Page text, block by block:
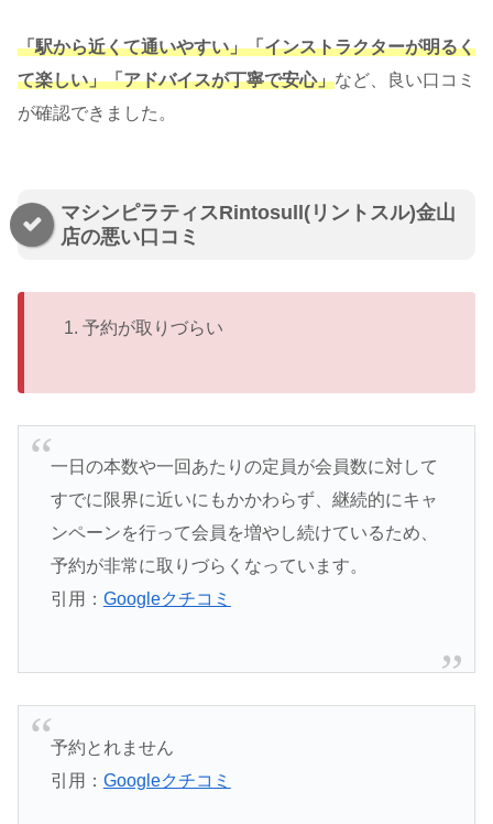
「駅から近くて通いやすい」「インストラクターが明るく
て楽しい」「アドバイスが丁寧で安心」など、良い口コミ
が確認できました。
マシンピラティスRintosull(リントスル)金山
店の悪い口コミ
予約が取りづらい
一日の本数や一回あたりの定員が会員数に対して
すでに限界に近いにもかかわらず、継続的にキャ
ンペーンを行って会員を増やし続けているため、
予約が非常に取りづらくなっています。
引用： Googleクチコミ
予約とれません
引用： Googleクチコミ